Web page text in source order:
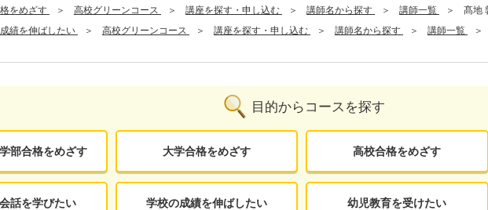
をめざす 高校グリーンコース 講座を探す・申し込む 講師名から探す 講師一覧
髙地
績を伸ばしたい 高校グリーンコース 講座を探す・申し込む 講師名から探す 講師一覧
目的からコースを探す
部合格をめざす 大学合格をめざす 高校合格をめざす
話を学びたい 学校の成績を伸ばしたい 幼児教育を受けたい